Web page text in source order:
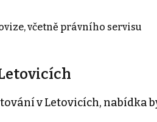
včetně právního servisu
v Letovicích, nabídka